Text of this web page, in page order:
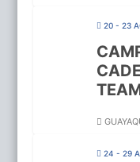
20 - 23
24 - 29